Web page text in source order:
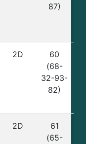
87)
2D
60
(68-
32-93-
82)
2D
61
(65-